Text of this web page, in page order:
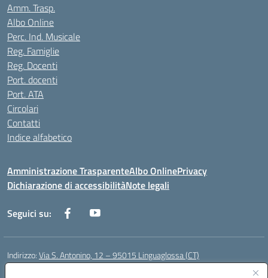
Amm. Trasp.
Albo Online
Perc. Ind. Musicale
Reg. Famiglie
Reg. Docenti
Port. docenti
Port. ATA
Circolari
Contatti
Indice alfabetico
Amministrazione TrasparenteAlbo OnlinePrivacy
Dichiarazione di accessibilitàNote legali
Seguici su:
Indirizzo:Via S. Antonino, 12 – 95015 Linguaglossa (CT)
Centralino: